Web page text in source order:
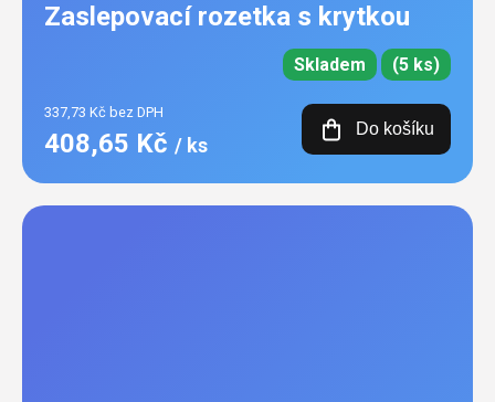
Zaslepovací rozetka s krytkou
Skladem (5 ks)
337,73 Kč bez DPH
408,65 Kč / ks
Do košíku